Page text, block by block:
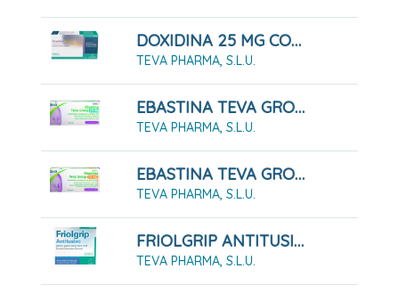
DOXIDINA 25 MG COMPRIMIDOS RECUBIERTOS CON PELICULA, 14 COMPRIMIDOS
TEVA PHARMA, S.L.U.
EBASTINA TEVA GROUP 10 MG COMPRIMIDOS RECUBIERTOS CON PELÍCULA EFG 20 COMPRIMIDOS
TEVA PHARMA, S.L.U.
EBASTINA TEVA GROUP 20 MG COMPRIMIDOS RECUBIERTOS CON PELÍCULA EFG 20 COMPRIMIDOS
TEVA PHARMA, S.L.U.
FRIOLGRIP ANTITUSIVO POLVO PARA SOLUCION ORAL , 10 Sobres
TEVA PHARMA, S.L.U.